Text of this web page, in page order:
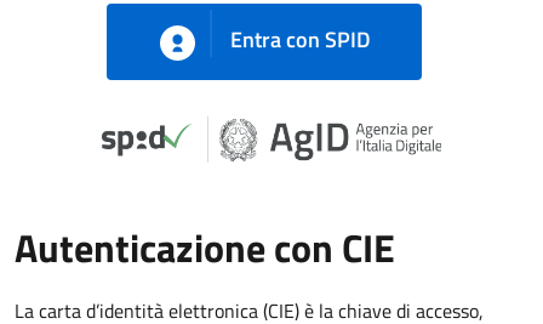
Entra con SPID
Autenticazione con CIE
La carta d’identità elettronica (CIE) è la chiave di accesso,